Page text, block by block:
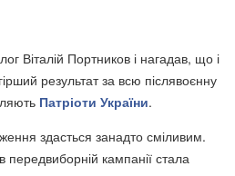
Віталій Портников і нагадав, що і
результат за всю післявоєнну
Патріоти України.
здасться занадто сміливим.
кампанії стала